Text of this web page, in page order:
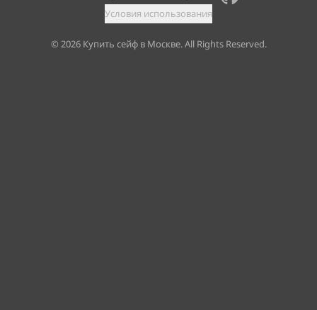
Условия использования
© 2026Купить сейф в Москве. All Rights Reserved.